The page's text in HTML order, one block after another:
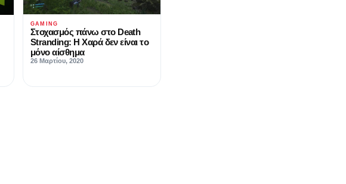
GAMING
Στοχασμός πάνω στο Death
Stranding: Η Χαρά δεν είναι το
μόνο αίσθημα
26 Μαρτίου, 2020